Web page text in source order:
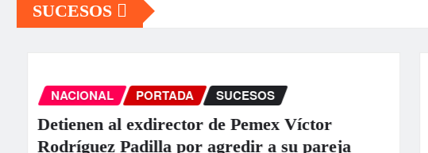
SUCESOS
NACIONAL PORTADA SUCESOS
Detienen al exdirector de Pemex Víctor
Rodríguez Padilla por agredir a su pareja